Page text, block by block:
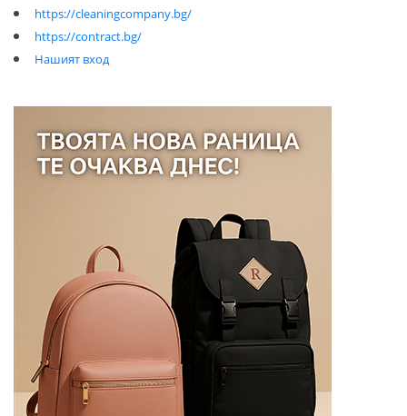
https://cleaningcompany.bg/
https://contract.bg/
Нашият вход